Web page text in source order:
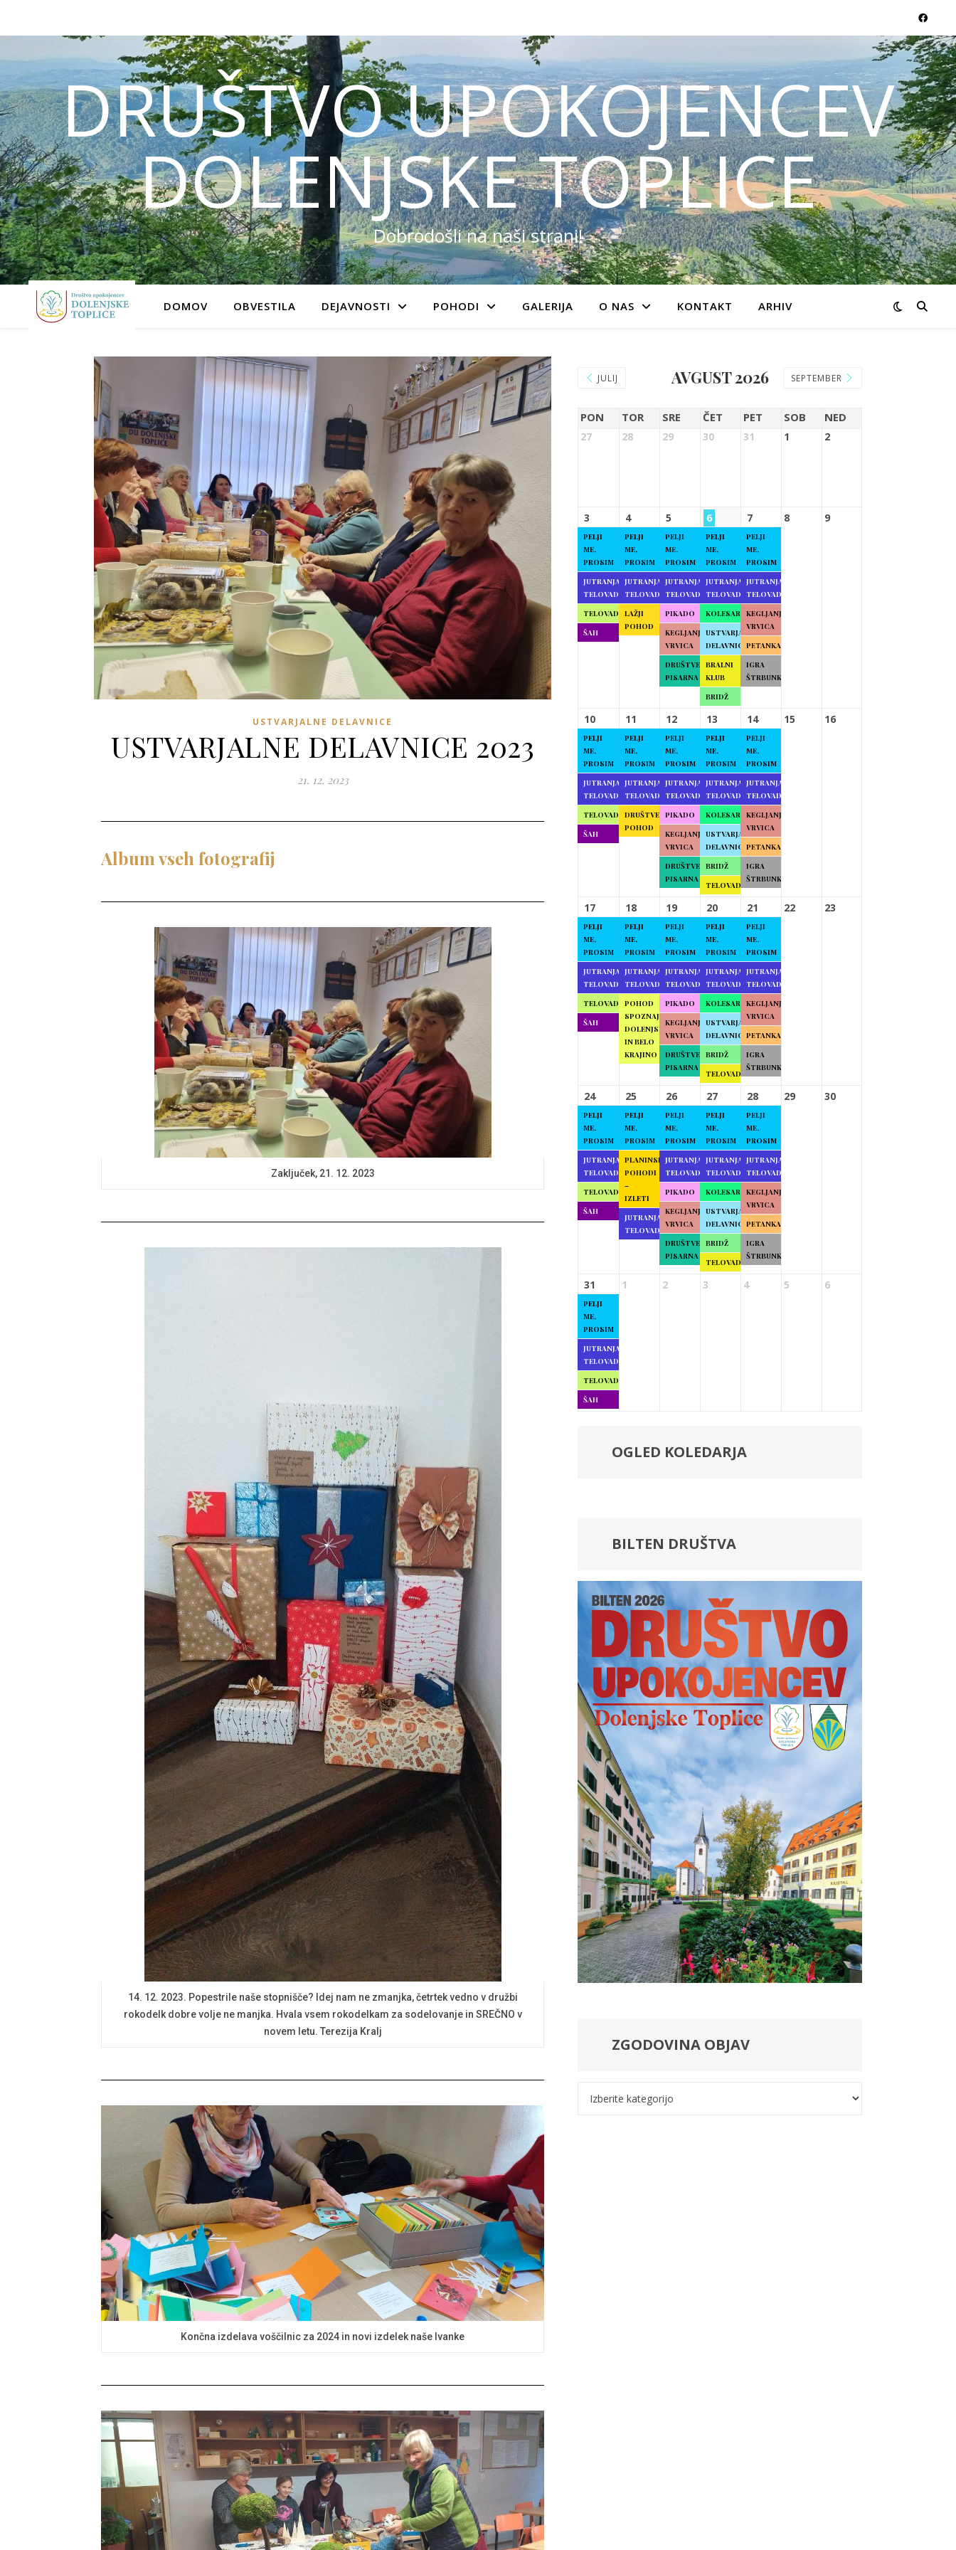
DRUŠTVO UPOKOJENCEV
DOLENJSKE TOPLICE
Dobrodošli na naši strani!
DOMOV OBVESTILA DEJAVNOSTI POHODI GALERIJA O NAS KONTAKT ARHIV
USTVARJALNE DELAVNICE
USTVARJALNE DELAVNICE 2023
21. 12. 2023
Album vseh fotografij
Zaključek, 21. 12. 2023
14. 12. 2023. Popestrile naše stopnišče? Idej nam ne zmanjka, četrtek vedno v družbi
rokodelk dobre volje ne manjka. Hvala vsem rokodelkam za sodelovanje in SREČNO v
novem letu. Terezija Kralj
Končna izdelava voščilnic za 2024 in novi izdelek naše Ivanke
JULIJ AVGUST 2026 SEPTEMBER
PON TOR SRE ČET PET SOB NED
27 28 29 30 31 1 2
3
PELJI
ME,
PROSIM
JUTRANJA
TELOVADBA
TELOVADBA
ŠAH
4
PELJI
ME,
PROSIM
JUTRANJA
TELOVADBA
LAŽJI
POHOD
5
PELJI
ME,
PROSIM
JUTRANJA
TELOVADBA
PIKADO
KEGLJANJE
VRVICA
DRUŠTVENA
PISARNA
6
PELJI
ME,
PROSIM
JUTRANJA
TELOVADBA
KOLESARJENJE
USTVARJALNE
DELAVNICE
BRALNI
KLUB
BRIDŽ
7
PELJI
ME,
PROSIM
JUTRANJA
TELOVADBA
KEGLJANJE
VRVICA
PETANKA
IGRA
ŠTRBUNK
8 9
10
PELJI
ME,
PROSIM
JUTRANJA
TELOVADBA
TELOVADBA
ŠAH
11
PELJI
ME,
PROSIM
JUTRANJA
TELOVADBA
DRUŠTVENI
POHOD
12
PELJI
ME,
PROSIM
JUTRANJA
TELOVADBA
PIKADO
KEGLJANJE
VRVICA
DRUŠTVENA
PISARNA
13
PELJI
ME,
PROSIM
JUTRANJA
TELOVADBA
KOLESARJENJE
USTVARJALNE
DELAVNICE
BRIDŽ
TELOVADBA
14
PELJI
ME,
PROSIM
JUTRANJA
TELOVADBA
KEGLJANJE
VRVICA
PETANKA
IGRA
ŠTRBUNK
15 16
17
PELJI
ME,
PROSIM
JUTRANJA
TELOVADBA
TELOVADBA
ŠAH
18
PELJI
ME,
PROSIM
JUTRANJA
TELOVADBA
POHOD
SPOZNAJMO
DOLENJSKO
IN BELO
KRAJINO
19
PELJI
ME,
PROSIM
JUTRANJA
TELOVADBA
PIKADO
KEGLJANJE
VRVICA
DRUŠTVENA
PISARNA
20
PELJI
ME,
PROSIM
JUTRANJA
TELOVADBA
KOLESARJENJE
USTVARJALNE
DELAVNICE
BRIDŽ
TELOVADBA
21
PELJI
ME,
PROSIM
JUTRANJA
TELOVADBA
KEGLJANJE
VRVICA
PETANKA
IGRA
ŠTRBUNK
22 23
24
PELJI
ME,
PROSIM
JUTRANJA
TELOVADBA
TELOVADBA
ŠAH
25
PELJI
ME,
PROSIM
PLANINSKI
POHODI
–
IZLETI
JUTRANJA
TELOVADBA
26
PELJI
ME,
PROSIM
JUTRANJA
TELOVADBA
PIKADO
KEGLJANJE
VRVICA
DRUŠTVENA
PISARNA
27
PELJI
ME,
PROSIM
JUTRANJA
TELOVADBA
KOLESARJENJE
USTVARJALNE
DELAVNICE
BRIDŽ
TELOVADBA
28
PELJI
ME,
PROSIM
JUTRANJA
TELOVADBA
KEGLJANJE
VRVICA
PETANKA
IGRA
ŠTRBUNK
29 30
31
PELJI
ME,
PROSIM
JUTRANJA
TELOVADBA
TELOVADBA
ŠAH
1 2 3 4 5 6
OGLED KOLEDARJA
BILTEN DRUŠTVA
ZGODOVINA OBJAV